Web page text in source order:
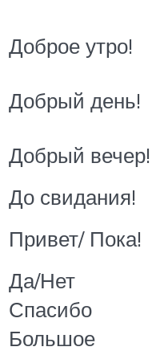
Доброе утро!
Добрый день!
Добрый вечер!
До свидания!
Привет/ Пока!
Да/Нет
Спасибо
Большое